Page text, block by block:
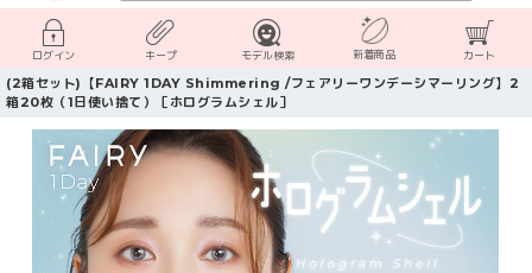
ログイン キープ モデル検索 新着商品 カート
(2箱セット)【FAIRY 1DAY Shimmering /フェアリーワンデーシマーリング】2
箱20枚（1日使い捨て）［ホログラムシェル］